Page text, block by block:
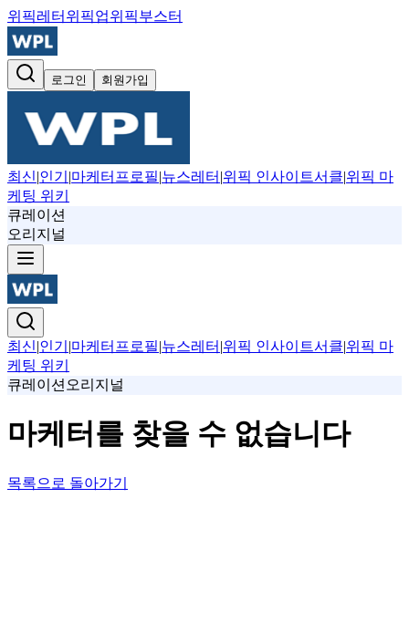
위픽레터 위픽업위픽부스터
로그인 회원가입
최신|인기 |마케터프로필|뉴스레터 |위픽 인사이트서클|위픽 마
케팅 위키
큐레이션
오리지널
최신|인기 |마케터프로필|뉴스레터 |위픽 인사이트서클|위픽 마
케팅 위키
큐레이션 오리지널
마케터를 찾을 수 없습니다
목록으로 돌아가기